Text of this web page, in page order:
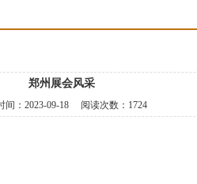
郑州展会风采
间： 2023-09-18阅读次数： 1724